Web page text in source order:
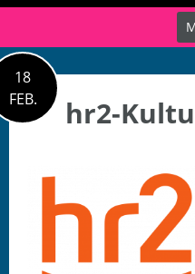
18
FEB.
hr2-